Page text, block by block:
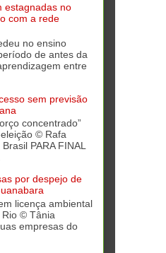
estagnadas no
com a rede
no ensino
de antes da
entre
sem previsão
concentrado”
© Rafa
PARA FINAL
por despejo de
licença ambiental
© Tânia
empresas do